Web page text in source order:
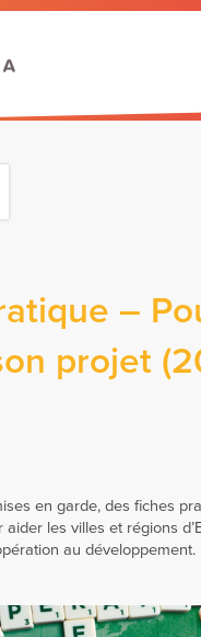
–
projet
en garde, des fiches
les villes et régions
au développement.